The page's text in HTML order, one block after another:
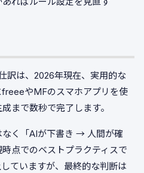
訳は、2026年現在、実用的な
やMFのスマホアプリを使
まで数秒で完了します。
く「AIが下書き → 人間が確
点でのベストプラクティスで
ていますが、最終的な判断は